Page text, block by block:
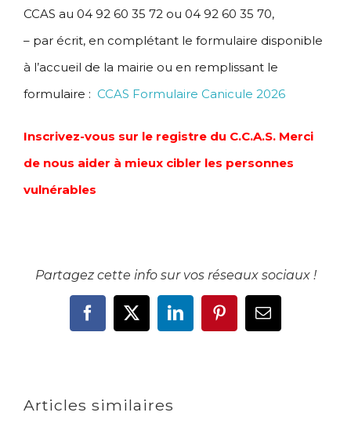
CCAS au 04 92 60 35 72 ou 04 92 60 35 70,
– par écrit, en complétant le formulaire disponible
à l’accueil de la mairie ou en remplissant le
formulaire : CCAS Formulaire Canicule 2026
Inscrivez-vous sur le registre du C.C.A.S. Merci
de nous aider à mieux cibler les personnes
vulnérables
Partagez cette info sur vos réseaux sociaux !
Facebook
X LinkedInPinterestEmail
Articles similaires